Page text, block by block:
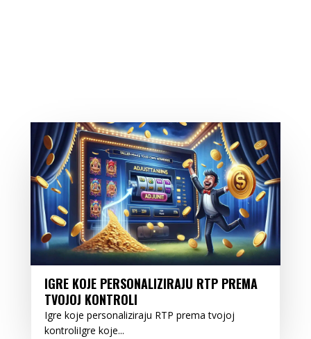
IGRE KOJE PERSONALIZIRAJU RTP PREMA
TVOJOJ KONTROLI
Igre koje personaliziraju RTP prema tvojoj
kontroliIgre koje...